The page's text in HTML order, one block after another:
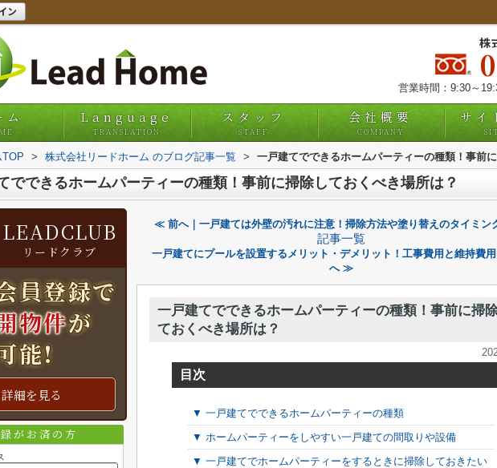
ン
株
営業時間：9:30～
ム Language
TRANSLATION
スタッフ
STAFF
会社概要
COMPANY
サイ
TOP > 株式会社リードホーム のブログ記事一覧 > 一戸建てでできるホームパーティーの種類！事前
でできるホームパーティーの種類！事前に掃除しておくべき場所は？
≪ 前へ｜一戸建ては外壁の汚れに注意！掃除方法や塗り替えのタイミン
記事一覧
一戸建てにプールを設置するメリット・デメリット！工事費用と維持費
へ ≫
一戸建てでできるホームパーティーの種類！事前に掃
ておくべき場所は？
目次
▼ 一戸建てでできるホームパーティーの種類
▼ ホームパーティーをしやすい一戸建ての間取りや設備
▼ 一戸建てでホームパーティーをするときに掃除しておきたい
LEADCLUB
リードクラブ
員登録で
物件が
能!
詳細を見る
がお済の方